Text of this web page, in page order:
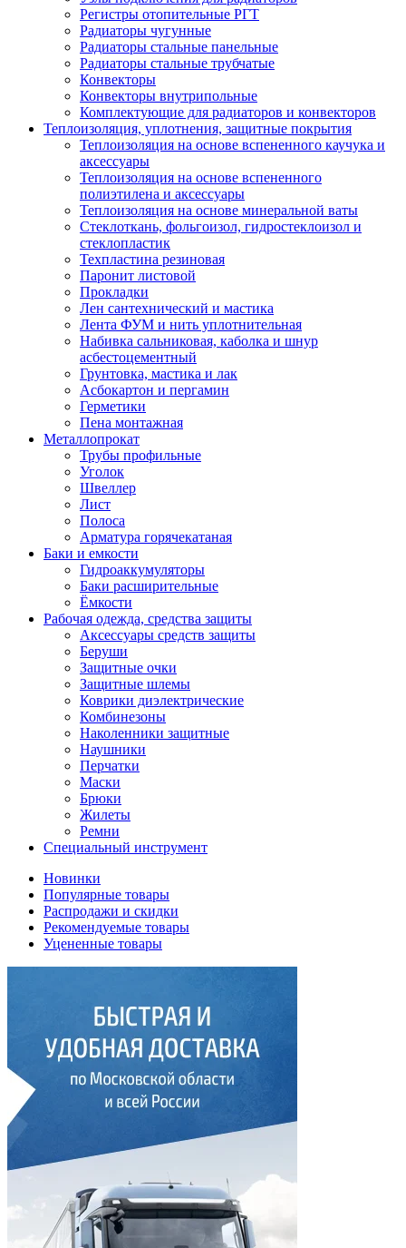
Регистры отопительные РГТ
Радиаторы чугунные
Радиаторы стальные панельные
Радиаторы стальные трубчатые
Конвекторы
Конвекторы внутрипольные
Комплектующие для радиаторов и конвекторов
Теплоизоляция, уплотнения, защитные покрытия
Теплоизоляция на основе вспененного каучука и
аксессуары
Теплоизоляция на основе вспененного
полиэтилена и аксессуары
Теплоизоляция на основе минеральной ваты
Стеклоткань, фольгоизол, гидростеклоизол и
стеклопластик
Техпластина резиновая
Паронит листовой
Прокладки
Лен сантехнический и мастика
Лента ФУМ и нить уплотнительная
Набивка сальниковая, каболка и шнур
асбестоцементный
Грунтовка, мастика и лак
Асбокартон и пергамин
Герметики
Пена монтажная
Металлопрокат
Трубы профильные
Уголок
Швеллер
Лист
Полоса
Арматура горячекатаная
Баки и емкости
Гидроаккумуляторы
Баки расширительные
Ёмкости
Рабочая одежда, средства защиты
Аксессуары средств защиты
Беруши
Защитные очки
Защитные шлемы
Коврики диэлектрические
Комбинезоны
Наколенники защитные
Наушники
Перчатки
Маски
Брюки
Жилеты
Ремни
Специальный инструмент
Новинки
Популярные товары
Распродажи и скидки
Рекомендуемые товары
Уцененные товары